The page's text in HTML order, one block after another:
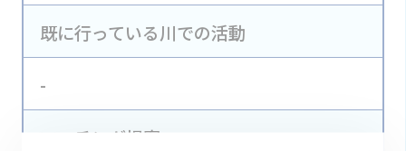
既に行っている川での活動
-
マッチング提案